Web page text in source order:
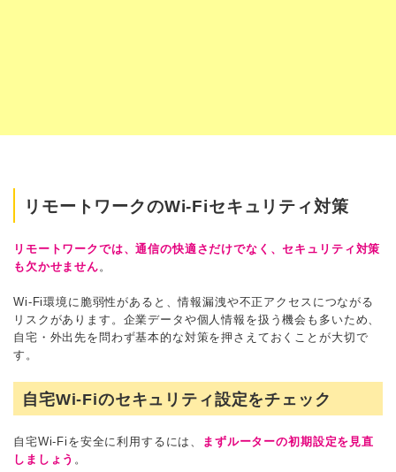
リモートワークのWi-Fiセキュリティ対策
リモートワークでは、通信の快適さだけでなく、セキュリティ対策
も欠かせません。
Wi-Fi環境に脆弱性があると、情報漏洩や不正アクセスにつながる
リスクがあります。企業データや個人情報を扱う機会も多いため、
自宅・外出先を問わず基本的な対策を押さえておくことが大切で
す。
自宅Wi-Fiのセキュリティ設定をチェック
自宅Wi-Fiを安全に利用するには、
まずルーターの初期設定を見直
しましょう 。